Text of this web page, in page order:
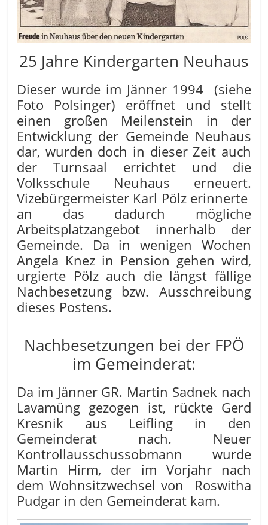
25 Jahre Kindergarten Neuhaus
Dieser wurde im Jänner 1994 (siehe
Foto Polsinger) eröffnet und stellt
einen großen Meilenstein in der
Entwicklung der Gemeinde Neuhaus
dar, wurden doch in dieser Zeit auch
der Turnsaal errichtet und die
Volksschule Neuhaus erneuert.
Vizebürgermeister Karl Pölz erinnerte
an das dadurch mögliche
Arbeitsplatzangebot innerhalb der
Gemeinde. Da in wenigen Wochen
Angela Knez in Pension gehen wird,
urgierte Pölz auch die längst fällige
Nachbesetzung bzw. Ausschreibung
dieses Postens.
Nachbesetzungen bei der FPÖ
im Gemeinderat:
Da im Jänner GR. Martin Sadnek nach
Lavamüng gezogen ist, rückte Gerd
Kresnik aus Leifling in den
Gemeinderat nach. Neuer
Kontrollausschussobmann wurde
Martin Hirm, der im Vorjahr nach
dem Wohnsitzwechsel von Roswitha
Pudgar in den Gemeinderat kam.